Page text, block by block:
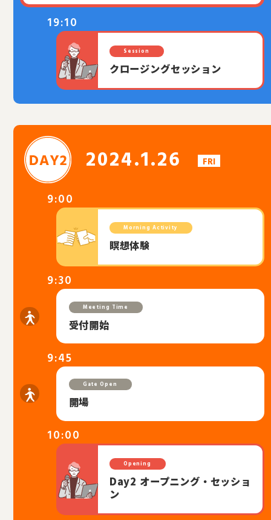
19:10
Session
クロージングセッション
2024.1.26 FRI
9:00
Morning Activity
瞑想体験
9:30
Meeting Time
受付開始
9:45
Gate Open
開場
10:00
Opening
Day2 オープニング・セッショ
ン